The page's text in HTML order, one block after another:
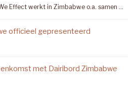
Effect werkt in Zimbabwe o.a. samen …
officieel gepresenteerd
met Dairibord Zimbabwe